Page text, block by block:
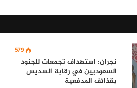
579
نجران: استهداف تجمعات للجنود
السعوديين في رقابة السديس
بقذائف المدفعية